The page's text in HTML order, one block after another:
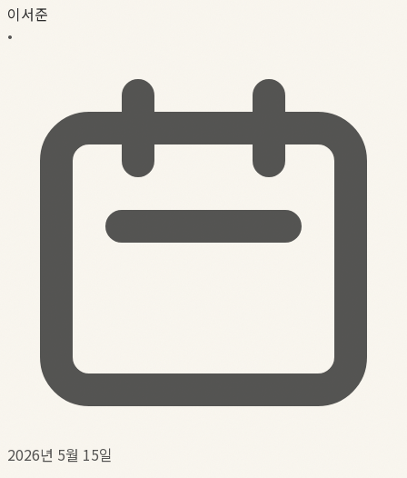
이서준
•
2026년 5월 15일